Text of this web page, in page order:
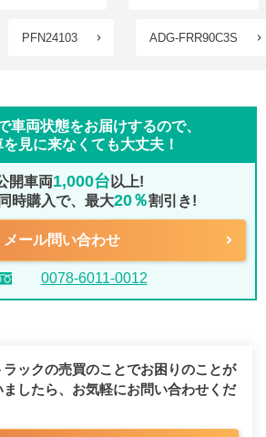
PFN24103 ADG-FRR90C3S
車両状態をお届けするので、
見に来なくても大丈夫！
開車両1,000台 以上!
時購入で、最大20％割引き!
メール問い合わせ
0078-6011-0012
ラックの売買のことでお困りのことが
したら、 お気軽にお問い合わせくだ